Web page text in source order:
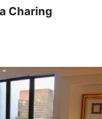
Charing